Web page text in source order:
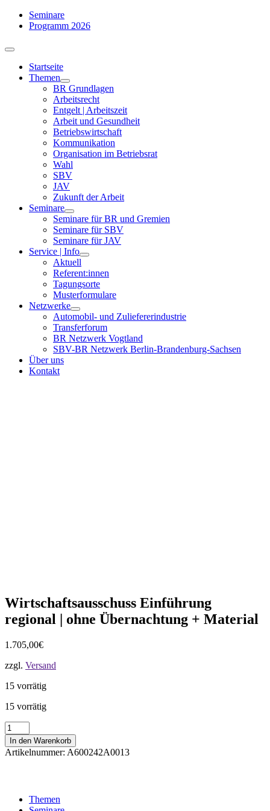
Zum
Inhalt
Seminare
Programm 2026
Toggle
NavigationStartseite
Themen
BR Grundlagen
Arbeits­recht
Entgelt | Arbeitszeit
Arbeit und Gesundheit
Betriebswirtschaft
Kommuni­kation
Organisation im Betriebsrat
Wahl
SBV
JAV
Zukunft der Arbeit
Seminare
Seminare für BR und Gremien
Seminare für SBV
Seminare für JAV
Service | Info
Aktuell
Referent:innen
Tagungsorte
Musterformulare
Netzwerke
Automobil- und Zuliefererindustrie
Transferforum
BR Netzwerk Vogtland
SBV-BR Netzwerk Berlin-Brandenburg-Sachsen
Über uns
Kontakt
Wirtschaftsausschuss Einführung
regional | ohne Übernachtung + Material
1.705,00€
zzgl. Versand
15 vorrätig
15 vorrätig
Wirtschaftsausschuss
Einführung
regional
|
Material
In den Warenkorb
Artikelnummer: A600242A0013
Themen